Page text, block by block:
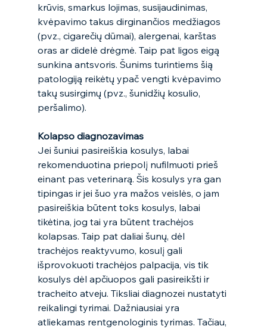
krūvis, smarkus lojimas, susijaudinimas,
kvėpavimo takus dirginančios medžiagos
(pvz., cigarečių dūmai), alergenai, karštas
oras ar didelė drėgmė. Taip pat ligos eigą
sunkina antsvoris. Šunims turintiems šią
patologiją reikėtų ypač vengti kvėpavimo
takų susirgimų (pvz., šunidžių kosulio,
peršalimo).
Kolapso diagnozavimas
Jei šuniui pasireiškia kosulys, labai
rekomenduotina priepolį nufilmuoti prieš
einant pas veterinarą. Šis kosulys yra gan
tipingas ir jei šuo yra mažos veislės, o jam
pasireiškia būtent toks kosulys, labai
tikėtina, jog tai yra būtent trachėjos
kolapsas. Taip pat daliai šunų, dėl
trachėjos reaktyvumo, kosulį gali
išprovokuoti trachėjos palpacija, vis tik
kosulys dėl apčiuopos gali pasireikšti ir
tracheito atveju. Tiksliai diagnozei nustatyti
reikalingi tyrimai. Dažniausiai yra
atliekamas rentgenologinis tyrimas. Tačiau,